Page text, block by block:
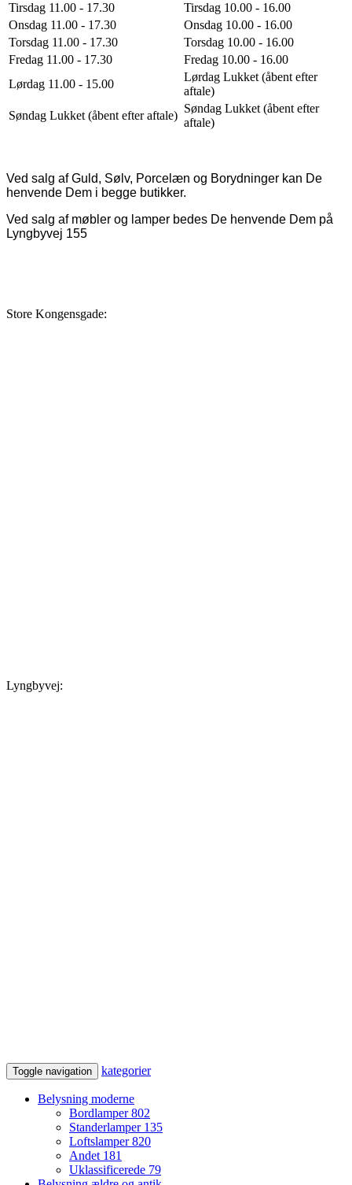
Tirsdag 11.00 - 17.30
Tirsdag 10.00 - 16.00
Onsdag 11.00 - 17.30
Onsdag 10.00 - 16.00
Torsdag 11.00 - 17.30
Torsdag 10.00 - 16.00
Fredag 11.00 - 17.30
Fredag 10.00 - 16.00
Lørdag 11.00 - 15.00
Lørdag Lukket (åbent efter
aftale)
Søndag Lukket (åbent efter aftale)
Søndag Lukket (åbent efter
aftale)
Ved salg af Guld, Sølv, Porcelæn og Borydninger kan De
henvende Dem i begge butikker.
Ved salg af møbler og lamper bedes De henvende Dem på
Lyngbyvej 155
Store Kongensgade:
Lyngbyvej:
Toggle navigation kategorier
Belysning moderne
Bordlamper802
Standerlamper 135
Loftslamper820
Andet 181
Uklassificerede 79